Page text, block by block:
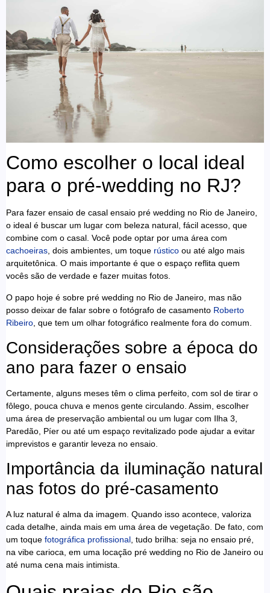
Como escolher o local ideal
para o pré-wedding no RJ?
Para fazer ensaio de casal ensaio pré wedding no Rio de Janeiro,
o ideal é buscar um lugar com beleza natural, fácil acesso, que
combine com o casal. Você pode optar por uma área com
cachoeiras, dois ambientes, um toque rústico ou até algo mais
arquitetônica. O mais importante é que o espaço reflita quem
vocês são de verdade e fazer muitas fotos.
O papo hoje é sobre pré wedding no Rio de Janeiro, mas não
posso deixar de falar sobre o fotógrafo de casamento Roberto
Ribeiro , que tem um olhar fotográfico realmente fora do comum.
Considerações sobre a época do
ano para fazer o ensaio
Certamente, alguns meses têm o clima perfeito, com sol de tirar o
fôlego, pouca chuva e menos gente circulando. Assim, escolher
uma área de preservação ambiental ou um lugar com Ilha 3,
Paredão, Píer ou até um espaço revitalizado pode ajudar a evitar
imprevistos e garantir leveza no ensaio.
Importância da iluminação natural
nas fotos do pré-casamento
A luz natural é alma da imagem. Quando isso acontece, valoriza
cada detalhe, ainda mais em uma área de vegetação. De fato, com
um toque fotográfica profissional, tudo brilha: seja no ensaio pré,
na vibe carioca, em uma locação pré wedding no Rio de Janeiro ou
até numa cena mais intimista.